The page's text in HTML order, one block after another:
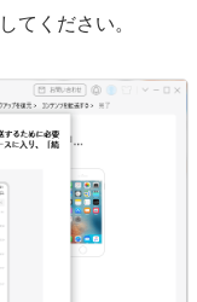
てください。